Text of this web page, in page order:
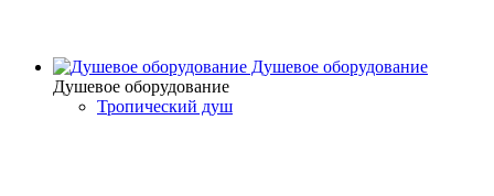
Душевое оборудование
Душевое оборудование
Тропический душ